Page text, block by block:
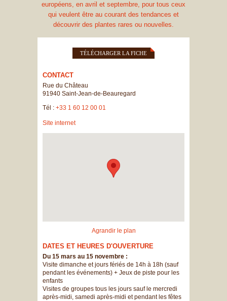
européens, en avril et septembre, pour tous ceux
qui veulent être au courant des tendances et
découvrir des plantes rares ou nouvelles.
TÉLÉCHARGER LA FICHE
CONTACT
Rue du Château
91940 Saint-Jean-de-Beauregard
Tél : +33 1 60 12 00 01
Site internet
Agrandir le plan
DATES ET HEURES D'OUVERTURE
Du 15 mars au 15 novembre :
Visite dimanche et jours fériés de 14h à 18h (sauf
pendant les événements) + Jeux de piste pour les
enfants
Visites de groupes tous les jours sauf le mercredi
après-midi, samedi après-midi et pendant les fêtes